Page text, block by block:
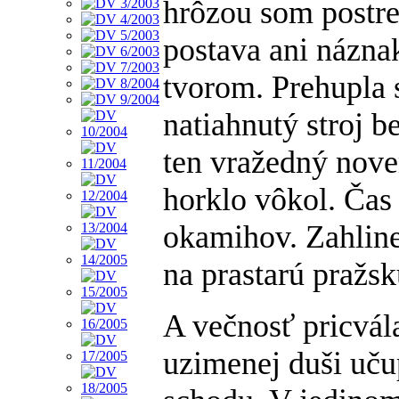
hrôzou som
postava ani
tvorom. Prehupla
natiahnutý stroj
ten vražedný
horklo vôkol. Čas
okamihov.
na prastarú
A večnosť
uzimenej duši